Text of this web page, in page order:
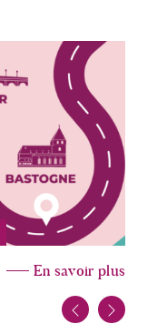
En savoir plus